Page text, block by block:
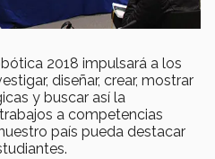
2018 impulsará a los
diseñar, crear, mostrar
y buscar así la
a competencias
país pueda destacar